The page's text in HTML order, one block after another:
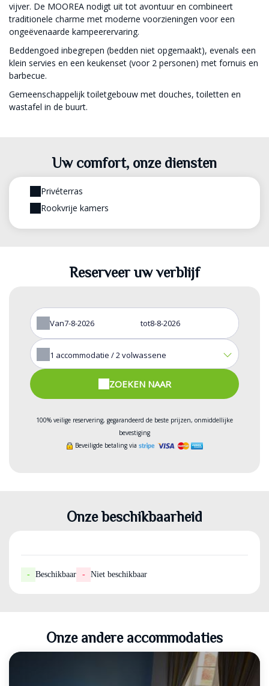
vijver. De MOOREA nodigt uit tot avontuur en combineert
traditionele charme met moderne voorzieningen voor een
ongeëvenaarde kampeerervaring.
Beddengoed inbegrepen (bedden niet opgemaakt), evenals een
klein servies en een keukenset (voor 2 personen) met fornuis en
barbecue.
Gemeenschappelijk toiletgebouw met douches, toiletten en
wastafel in de buurt.
Uw comfort, onze diensten
Privéterras
Rookvrije kamers
Reserveer uw verblijf
Van tot
1 accommodatie /2 volwassene
ZOEKEN NAAR
100% veilige reservering, gegarandeerd de beste prijzen, onmiddellijke
bevestiging
Beveiligde betaling via
Onze beschikbaarheid
- Beschikbaar - Niet beschikbaar
Onze andere accommodaties